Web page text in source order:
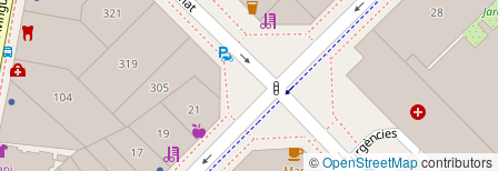
©OpenStreetMapcontributors